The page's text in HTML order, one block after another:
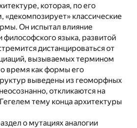
которая, по его
«декомпозирует» классические
Он испытал влияние
философского языка, развитой
дистанцироваться от
вызываемых термином
время как формы его
выведены из геоморфных
откликаются на
тему конца архитектуры
о мутациях аналогии